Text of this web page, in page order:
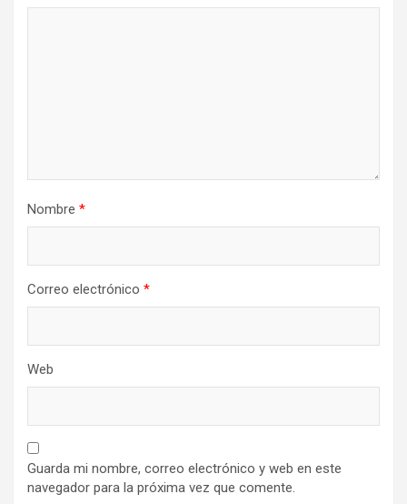
Nombre *
Correo electrónico *
Web
Guarda mi nombre, correo electrónico y web en este
navegador para la próxima vez que comente.